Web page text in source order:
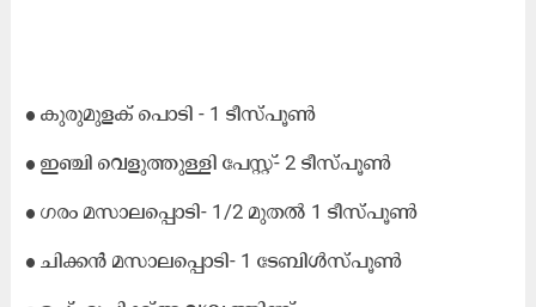
● കുരുമുളക് പൊടി - 1 ടീസ്പൂൺ
● ഇഞ്ചി വെളുത്തുള്ളി പേസ്റ്റ്- 2 ടീസ്പൂൺ
● ഗരം മസാലപ്പൊടി- 1/2 മുതൽ 1 ടീസ്പൂൺ
● ചിക്കൻ മസാലപ്പൊടി- 1 ടേബിൾസ്പൂൺ